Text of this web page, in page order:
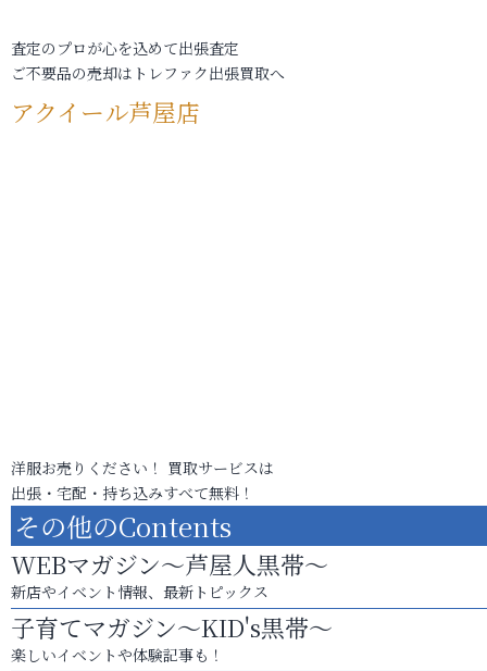
査定のプロが心を込めて出張査定
ご不要品の売却はトレファク出張買取へ
アクイール芦屋店
洋服お売りください！ 買取サービスは
出張・宅配・持ち込みすべて無料！
その他のContents
WEBマガジン～芦屋人黒帯～
新店やイベント情報、最新トピックス
子育てマガジン～KID's黒帯～
楽しいイベントや体験記事も！